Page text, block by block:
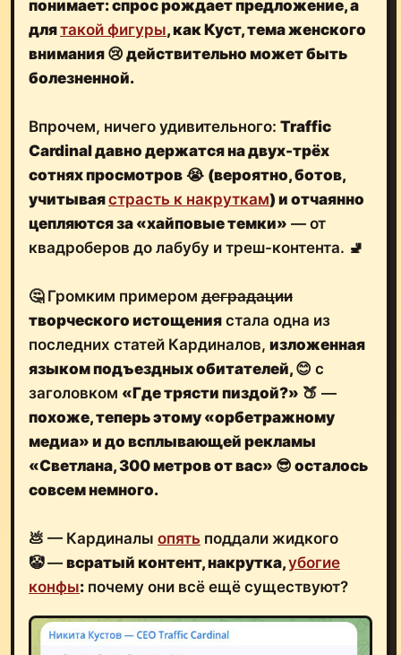
понимает: спрос рождает предложение, а
длятакой фигуры, как Куст,тема женского
внимания 😢 действительно может быть
болезненной.
Впрочем, ничего удивительного: Traffic
Cardinal давно держатся на двух-трёх
сотнях просмотров 😭 (вероятно, ботов,
учитываястрасть к накруткам) и отчаянно
цепляются за «хайповые темки» — от
квадроберов до лабубу и треш-контента. 🚽
🤔 Громким примером деградации
творческого истощения стала одна из
последних статей Кардиналов, изложенная
языком подъездных обитателей, 😊 с
заголовком «Где трясти пиздой?» 🍑 —
похоже, теперь этому «орбетражному
медиа» и до всплывающей рекламы
«Светлана, 300 метров от вас» 😎 осталось
совсем немного.
💩 — Кардиналы опять поддали жидкого
🤡 — всратый контент, накрутка,убогие
конфы: почему они всё ещё существуют?